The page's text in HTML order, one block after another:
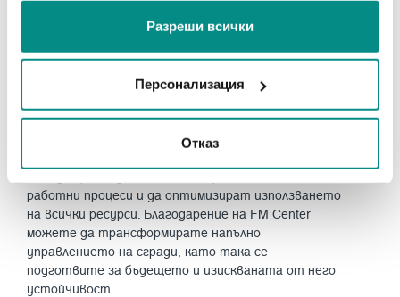
ползването от Ваша страна на услугите им.
Разреши всички
Персонализация
Отказ
позволим да инвестираме в устойчивост?“, а
„Можем ли да си позволим да не го направим?“
менажирането на различни видове недвижима
собственост, търговски и жилищни комплекси,
работни процеси и да оптимизират използването
на всички ресурси. Благодарение на FM Center
можете да трансформирате напълно
управлението на сгради, като така се
подготвите за бъдещето и изискваната от него
устойчивост.